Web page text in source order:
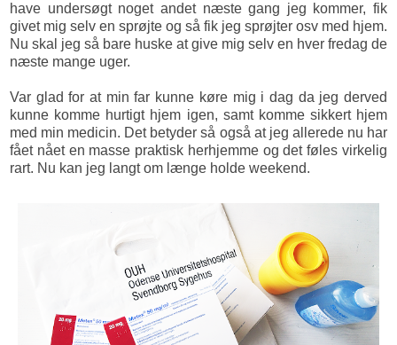
have undersøgt noget andet næste gang jeg kommer, fik
givet mig selv en sprøjte og så fik jeg sprøjter osv med hjem.
Nu skal jeg så bare huske at give mig selv en hver fredag de
næste mange uger.
Var glad for at min far kunne køre mig i dag da jeg derved
kunne komme hurtigt hjem igen, samt komme sikkert hjem
med min medicin. Det betyder så også at jeg allerede nu har
fået nået en masse praktisk herhjemme og det føles virkelig
rart. Nu kan jeg langt om længe holde weekend.